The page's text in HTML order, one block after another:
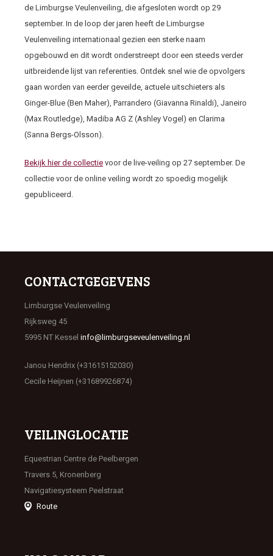
de Limburgse Veulenveiling, die afgesloten wordt op 29
september. In de loop der jaren heeft de Limburgse
Veulenveiling internationaal gezien een sterke naam
opgebouwd en dit wordt onderstreept door een steeds verder
uitbreidende lijst van referenties. Ontdek snel wie de opvolgers
gaan worden van eerder geveilde, actuele uitschieters als
Ginger-Blue (Ben Maher), Parrandero (Giavanna Rinaldi), Janeiro
(Max Routledge), Madiba AG Z (Ashley Vogel) en Clarima
(Sanna Bergs-Olsson).
Bekijk hier de collectie voor de live-veiling op 27 september. De
collectie voor de online veiling wordt zo spoedig mogelijk
gepubliceerd.
CONTACTGEGEVENS
Limburgse Veulenveiling
Rijksweg 45
5995 NT Kessel info@limburgseveulenveiling.nl
Janou Hendrix (+31615152030)
Cecile Heijnen (+31689926874)
VEILINGLOCATIE
Equestrian Centre de Peelbergen
Travers 5, Kronenberg
Navigatiesysteem Peelstraat
Route